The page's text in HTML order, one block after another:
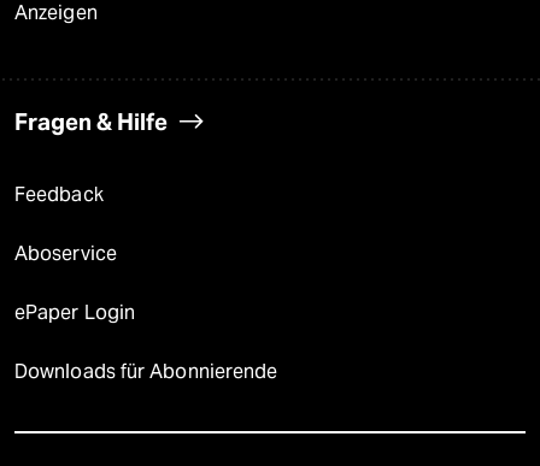
Anzeigen
Fragen & Hilfe
Feedback
Aboservice
ePaper Login
Downloads für Abonnierende